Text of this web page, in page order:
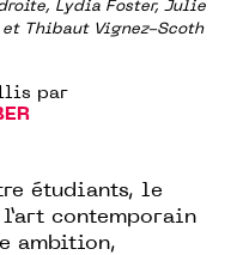
Lydia Foster, Julie
Thibaut Vignez-Scoth
par
étudiants, le
contemporain
ambition,